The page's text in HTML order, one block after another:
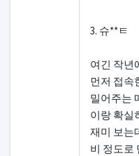
3. 슈**ㅌ
여긴 작년
먼저 접속
밀어주는
이랑 확실
재미 보는
비 정도로